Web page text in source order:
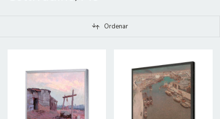
Ordenar